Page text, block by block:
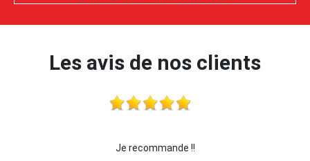
Les avis de nos clients
je recommande cette entreprise